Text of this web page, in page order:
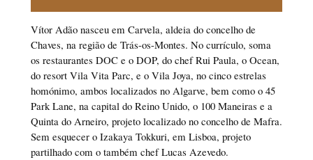
Vítor Adão nasceu em Carvela, aldeia do concelho de
Chaves, na região de Trás-os-Montes. No currículo, soma
os restaurantes DOC e o DOP, do chef Rui Paula, o Ocean,
do resort Vila Vita Parc, e o Vila Joya, no cinco estrelas
homónimo, ambos localizados no Algarve, bem como o 45
Park Lane, na capital do Reino Unido, o 100 Maneiras e a
Quinta do Arneiro, projeto localizado no concelho de Mafra.
Sem esquecer o Izakaya Tokkuri, em Lisboa, projeto
partilhado com o também chef Lucas Azevedo.